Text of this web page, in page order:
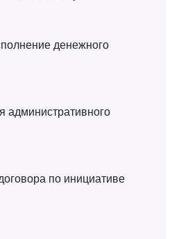
денежного
административного
по инициативе